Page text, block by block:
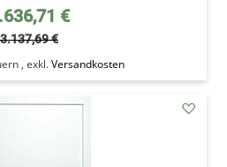
€
3.137,69 €
, exkl.Versandkosten